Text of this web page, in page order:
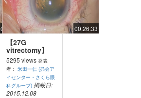
00:25:30 00:26:33
【27G
vitrectomy】
27GPPV+PEA+IOL（黄
斑円孔）
5295 views 発表
者：米田一仁 (昴会ア
イセンター・さくら眼
科グループ) 掲載日:
2015.12.08